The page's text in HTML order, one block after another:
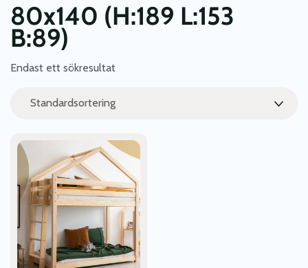
80x140 (H:189 L:153
B:89)
Endast ett sökresultat
Den
produkten
har
flera
varianter.
De
olika
alternativen